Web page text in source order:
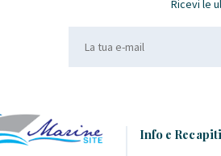
Ricevi le
Info e Recapiti